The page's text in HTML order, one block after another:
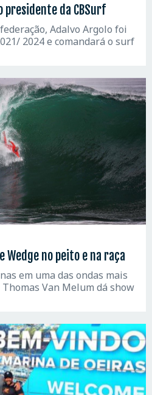
presidente da CBSurf
Adalvo Argolo foi
2024 e comandará o surf
Wedge no peito e na raça
em uma das ondas mais
Van Melum dá show